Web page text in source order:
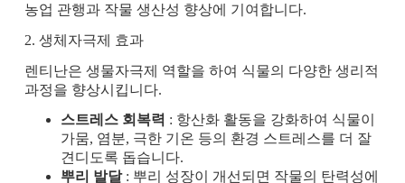
농업 관행과 작물 생산성 향상에 기여합니다.
2. 생체자극제 효과
렌티난은 생물자극제 역할을 하여 식물의 다양한 생리적
과정을 향상시킵니다.
스트레스 회복력 : 항산화 활동을 강화하여 식물이
가뭄, 염분, 극한 기온 등의 환경 스트레스를 더 잘
견디도록 돕습니다.
뿌리 발달: 뿌리 성장이 개선되면 작물의 탄력성에